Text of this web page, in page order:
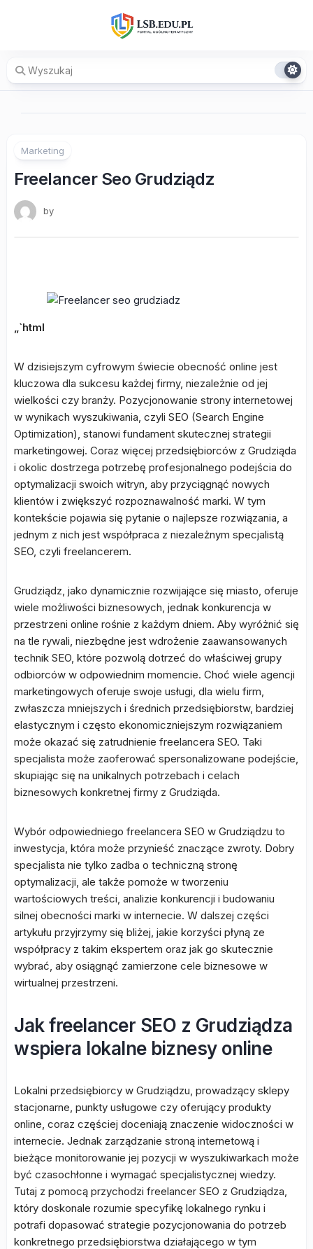
Marketing
Freelancer Seo Grudziądz
by
„`html
W dzisiejszym cyfrowym świecie obecność online jest
kluczowa dla sukcesu każdej firmy, niezależnie od jej
wielkości czy branży. Pozycjonowanie strony internetowej
w wynikach wyszukiwania, czyli SEO (Search Engine
Optimization), stanowi fundament skutecznej strategii
marketingowej. Coraz więcej przedsiębiorców z Grudziąda
i okolic dostrzega potrzebę profesjonalnego podejścia do
optymalizacji swoich witryn, aby przyciągnąć nowych
klientów i zwiększyć rozpoznawalność marki. W tym
kontekście pojawia się pytanie o najlepsze rozwiązania, a
jednym z nich jest współpraca z niezależnym specjalistą
SEO, czyli freelancerem.
Grudziądz, jako dynamicznie rozwijające się miasto, oferuje
wiele możliwości biznesowych, jednak konkurencja w
przestrzeni online rośnie z każdym dniem. Aby wyróżnić się
na tle rywali, niezbędne jest wdrożenie zaawansowanych
technik SEO, które pozwolą dotrzeć do właściwej grupy
odbiorców w odpowiednim momencie. Choć wiele agencji
marketingowych oferuje swoje usługi, dla wielu firm,
zwłaszcza mniejszych i średnich przedsiębiorstw, bardziej
elastycznym i często ekonomiczniejszym rozwiązaniem
może okazać się zatrudnienie freelancera SEO. Taki
specjalista może zaoferować spersonalizowane podejście,
skupiając się na unikalnych potrzebach i celach
biznesowych konkretnej firmy z Grudziąda.
Wybór odpowiedniego freelancera SEO w Grudziądzu to
inwestycja, która może przynieść znaczące zwroty. Dobry
specjalista nie tylko zadba o techniczną stronę
optymalizacji, ale także pomoże w tworzeniu
wartościowych treści, analizie konkurencji i budowaniu
silnej obecności marki w internecie. W dalszej części
artykułu przyjrzymy się bliżej, jakie korzyści płyną ze
współpracy z takim ekspertem oraz jak go skutecznie
wybrać, aby osiągnąć zamierzone cele biznesowe w
wirtualnej przestrzeni.
Jak freelancer SEO z Grudziądza
wspiera lokalne biznesy online
Lokalni przedsiębiorcy w Grudziądzu, prowadzący sklepy
stacjonarne, punkty usługowe czy oferujący produkty
online, coraz częściej doceniają znaczenie widoczności w
internecie. Jednak zarządzanie stroną internetową i
bieżące monitorowanie jej pozycji w wyszukiwarkach może
być czasochłonne i wymagać specjalistycznej wiedzy.
Tutaj z pomocą przychodzi freelancer SEO z Grudziądza,
który doskonale rozumie specyfikę lokalnego rynku i
potrafi dopasować strategie pozycjonowania do potrzeb
konkretnego przedsiębiorstwa działającego w tym